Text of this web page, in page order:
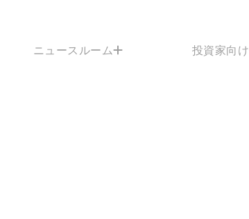
ニュースルーム 投資家向け